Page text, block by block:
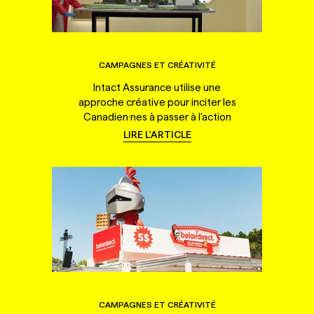
CAMPAGNES ET CRÉATIVITÉ
Intact Assurance utilise une
approche créative pour inciter les
Canadien·nes à passer à l'action
LIRE L'ARTICLE
CAMPAGNES ET CRÉATIVITÉ